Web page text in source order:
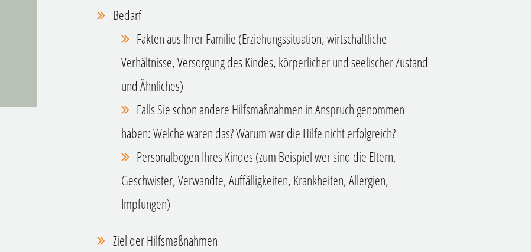
Bedarf
Fakten aus Ihrer Familie (Erziehungssituation, wirtschaftliche
Verhältnisse, Versorgung des Kindes, körperlicher und seelischer Zustand
und Ähnliches)
Falls Sieschonandere Hilfsmaßnahmen in Anspruch genommen
haben: Welche waren das? Warum war die Hilfe nicht erfolgreich?
Personalbogen Ihres Kindes (zum Beispiel wer sind die Eltern,
Geschwister, Verwandte, Auffälligkeiten, Krankheiten, Allergien,
Impfungen)
Ziel der Hilfsmaßnahmen